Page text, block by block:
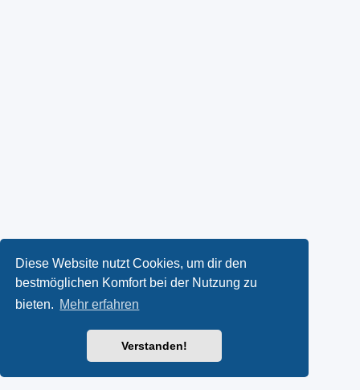
Diese Website nutzt Cookies, um dir den
bestmöglichen Komfort bei der Nutzung zu
bieten. Mehr erfahren
Verstanden!